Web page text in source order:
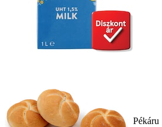
Pékáru